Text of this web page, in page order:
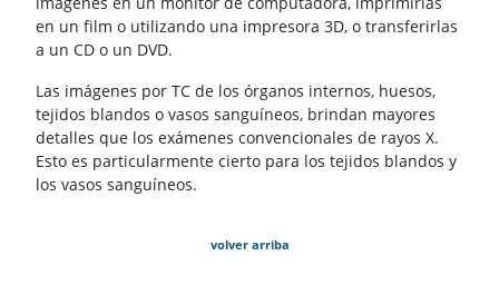
en un film o utilizando una impresora 3D, o transferirlas
a un CD o un DVD.
Las imágenes por TC de los órganos internos, huesos,
tejidos blandos o vasos sanguíneos, brindan mayores
detalles que los exámenes convencionales de rayos X.
Esto es particularmente cierto para los tejidos blandos y
los vasos sanguíneos.
volver arriba